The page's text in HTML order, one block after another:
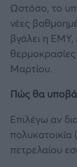
Ωστόσο, το
νέες
βγάλει η ΕΜΥ,
Μαρτίου.
Πώς θα
Επιλέγω αν
πετρελαίου